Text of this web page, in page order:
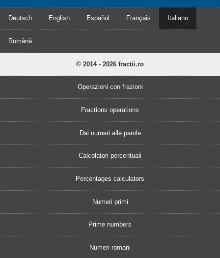
Deutsch English Español Français Italiano
Română
© 2014 - 2026 fractii.ro
Operazioni con frazioni
Fractions operations
Dai numeri alle parole
Calcolatori percentuali
Percentages calculators
Numeri primi
Prime numbers
Numeri romani